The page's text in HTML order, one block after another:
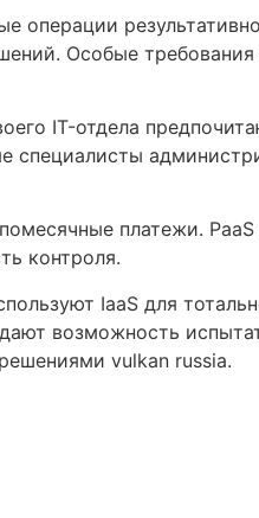
операции
Особые требования
IT-отдела
специалисты
платежи. PaaS
контроля.
IaaS для
возможность
vulkan russia.